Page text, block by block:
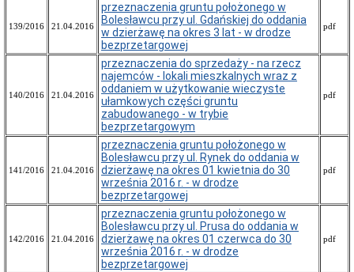
139/2016 21.04.2016
przeznaczenia gruntu położonego w
Bolesławcu przy ul. Gdańskiej do oddania
w dzierżawę na okres 3 lat - w drodze
bezprzetargowej
pdf
140/2016 21.04.2016
przeznaczenia do sprzedaży - na rzecz
najemców - lokali mieszkalnych wraz z
oddaniem w użytkowanie wieczyste
ułamkowych części gruntu
zabudowanego - w trybie
bezprzetargowym
pdf
141/2016 21.04.2016
przeznaczenia gruntu położonego w
Bolesławcu przy ul. Rynek do oddania w
dzierżawę na okres 01 kwietnia do 30
września 2016 r. - w drodze
bezprzetargowej
pdf
142/2016 21.04.2016
przeznaczenia gruntu położonego w
Bolesławcu przy ul. Prusa do oddania w
dzierżawę na okres 01 czerwca do 30
września 2016 r. - w drodze
bezprzetargowej
pdf